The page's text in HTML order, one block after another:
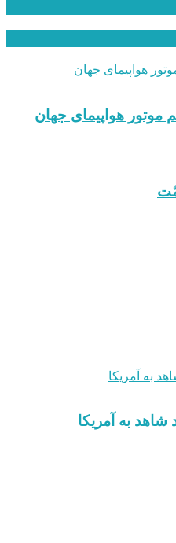
موتور هواپیمای جهان
شاهد به آمریکا